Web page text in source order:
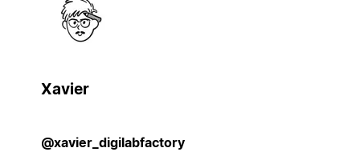
Xavier
@xavier_digilabfactory